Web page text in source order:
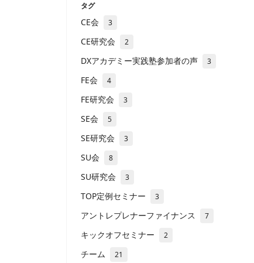
タグ
CE会 3
CE研究会 2
DXアカデミー実践塾参加者の声 3
FE会 4
FE研究会 3
SE会 5
SE研究会 3
SU会 8
SU研究会 3
TOP定例セミナー 3
アントレプレナーファイナンス 7
キックオフセミナー 2
チーム 21